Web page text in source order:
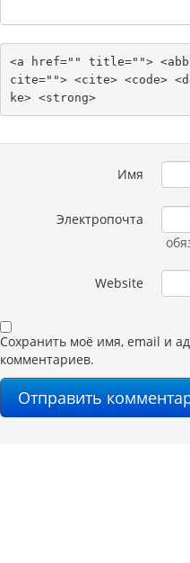
<a href="" title="">
cite=""> <cite> <code>
ke> <strong>
Имя
Электропочта
Website
Сохранить моё имя, email и
комментариев.